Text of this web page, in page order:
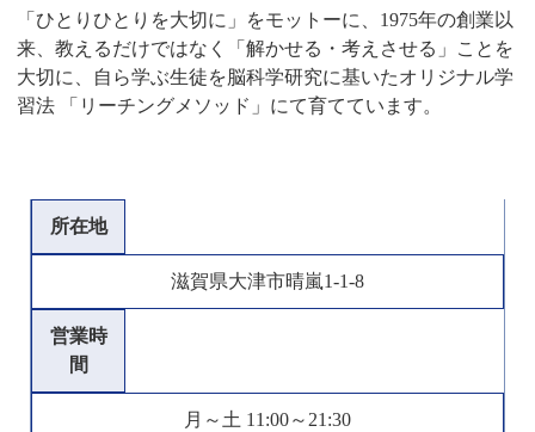
「ひとりひとりを大切に」をモットーに、1975年の創業以
来、教えるだけではなく「解かせる・考えさせる」ことを
大切に、自ら学ぶ生徒を脳科学研究に基いたオリジナル学
習法 「リーチングメソッド」にて育てています。
所在地
滋賀県大津市晴嵐1-1-8
営業時
間
月～土 11:00～21:30